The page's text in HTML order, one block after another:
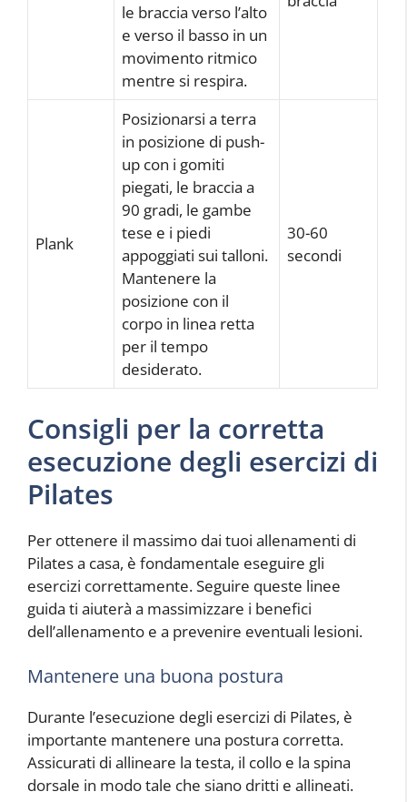
le braccia verso l’alto
e verso il basso in un
movimento ritmico
mentre si respira.
Plank
Posizionarsi a terra
in posizione di push-
up con i gomiti
piegati, le braccia a
90 gradi, le gambe
tese e i piedi
appoggiati sui talloni.
Mantenere la
posizione con il
corpo in linea retta
per il tempo
desiderato.
30-60
secondi
Consigli per la corretta
esecuzione degli esercizi di
Pilates
Per ottenere il massimo dai tuoi allenamenti di
Pilates a casa, è fondamentale eseguire gli
esercizi correttamente. Seguire queste linee
guida ti aiuterà a massimizzare i benefici
dell’allenamento e a prevenire eventuali lesioni.
Mantenere una buona postura
Durante l’esecuzione degli esercizi di Pilates, è
importante mantenere una postura corretta.
Assicurati di allineare la testa, il collo e la spina
dorsale in modo tale che siano dritti e allineati.